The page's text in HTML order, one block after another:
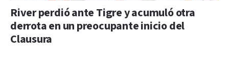
River perdió ante Tigre y acumuló otra
derrota en un preocupante inicio del
Clausura